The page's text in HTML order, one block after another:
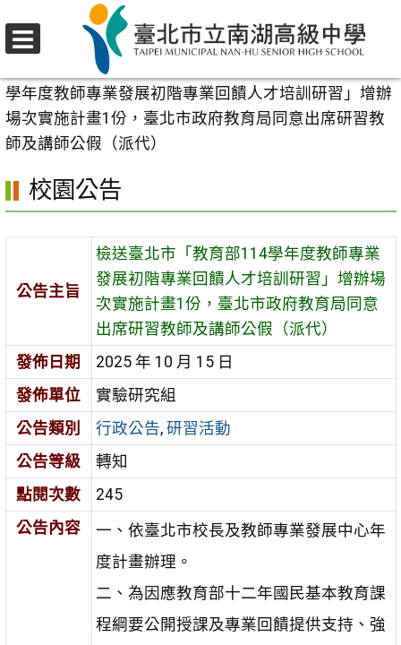
至
要
內
容
校園公告
學年度教師專業發展初階專業回饋人才培訓研習」增辦
場次實施計畫1份，臺北市政府教育局同意出席研習教
師及講師公假（派代）
校園公告
公告主旨
檢送臺北市「教育部114學年度教師專業
發展初階專業回饋人才培訓研習」增辦場
次實施計畫1份，臺北市政府教育局同意
出席研習教師及講師公假（派代）
發佈日期
2025 年 10 月 15 日
發佈單位
實驗研究組
公告類別
行政公告, 研習活動
公告等級
轉知
點閱次數
245
公告內容
一、依臺北市校長及教師專業發展中心年
度計畫辦理。
二、為因應教育部十二年國民基本教育課
程綱要公開授課及專業回饋提供支持、強
選
單